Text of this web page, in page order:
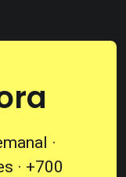
·
· +700